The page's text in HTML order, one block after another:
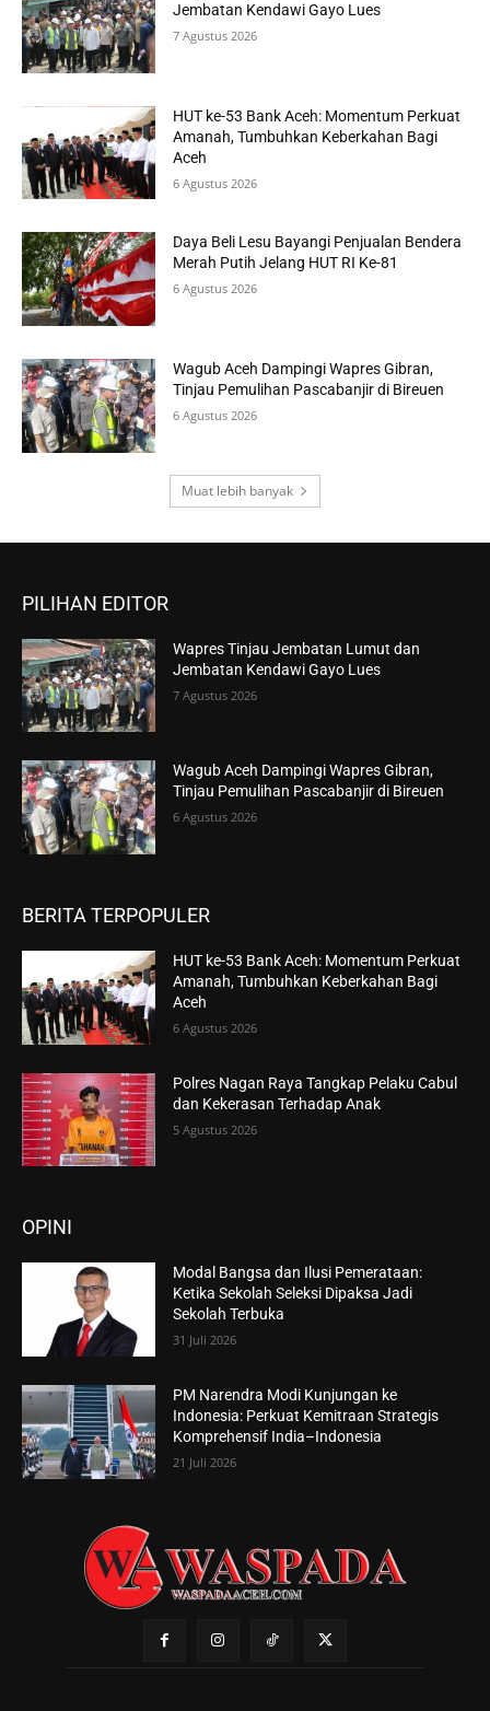
Jembatan Kendawi Gayo Lues
7 Agustus 2026
HUT ke-53 Bank Aceh: Momentum Perkuat
Amanah, Tumbuhkan Keberkahan Bagi
Aceh
6 Agustus 2026
Daya Beli Lesu Bayangi Penjualan Bendera
Merah Putih Jelang HUT RI Ke-81
6 Agustus 2026
Wagub Aceh Dampingi Wapres Gibran,
Tinjau Pemulihan Pascabanjir di Bireuen
6 Agustus 2026
Muat lebih banyak
PILIHAN EDITOR
Wapres Tinjau Jembatan Lumut dan
Jembatan Kendawi Gayo Lues
7 Agustus 2026
Wagub Aceh Dampingi Wapres Gibran,
Tinjau Pemulihan Pascabanjir di Bireuen
6 Agustus 2026
BERITA TERPOPULER
HUT ke-53 Bank Aceh: Momentum Perkuat
Amanah, Tumbuhkan Keberkahan Bagi
Aceh
6 Agustus 2026
Polres Nagan Raya Tangkap Pelaku Cabul
dan Kekerasan Terhadap Anak
5 Agustus 2026
OPINI
Modal Bangsa dan Ilusi Pemerataan:
Ketika Sekolah Seleksi Dipaksa Jadi
Sekolah Terbuka
31 Juli 2026
PM Narendra Modi Kunjungan ke
Indonesia: Perkuat Kemitraan Strategis
Komprehensif India–Indonesia
21 Juli 2026